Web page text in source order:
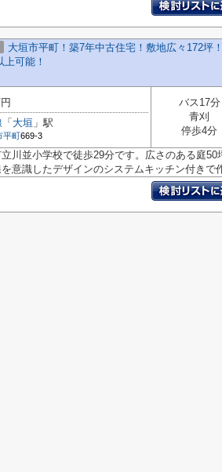
大垣市平町！築7年中古住宅！敷地広々172坪
上可能！
「 大垣 」駅
平町669-3
バス17分
青刈
停歩4分
川並小学校で徒歩29分です。広さのある庭
意識したデザインのシステムキッチン付きで